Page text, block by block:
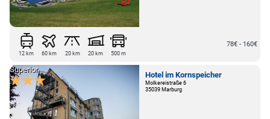
12 km 60 km 20 km 20 km 500 m
78€ - 160€
Hotel im Kornspeicher
Molkereistraße 6
35039 Marburg
Superior